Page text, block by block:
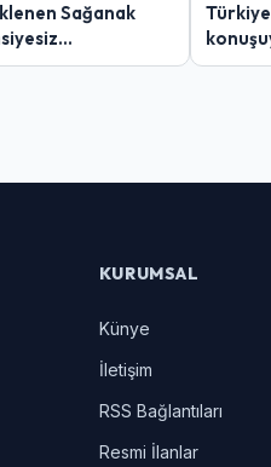
Sağanak
Zor Anlar Yaşadı
KURUMSAL
Künye
İletişim
RSS Bağlantıları
Resmi İlanlar